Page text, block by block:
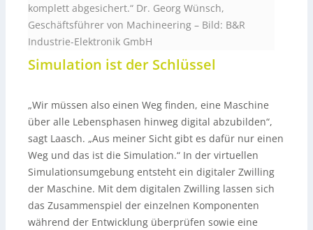
komplett abgesichert.“ Dr. Georg Wünsch,
Geschäftsführer von Machineering – Bild: B&R
Industrie-Elektronik GmbH
Simulation ist der Schlüssel
„Wir müssen also einen Weg finden, eine Maschine
über alle Lebensphasen hinweg digital abzubilden“,
sagt Laasch. „Aus meiner Sicht gibt es dafür nur einen
Weg und das ist die Simulation.“ In der virtuellen
Simulationsumgebung entsteht ein digitaler Zwilling
der Maschine. Mit dem digitalen Zwilling lassen sich
das Zusammenspiel der einzelnen Komponenten
während der Entwicklung überprüfen sowie eine